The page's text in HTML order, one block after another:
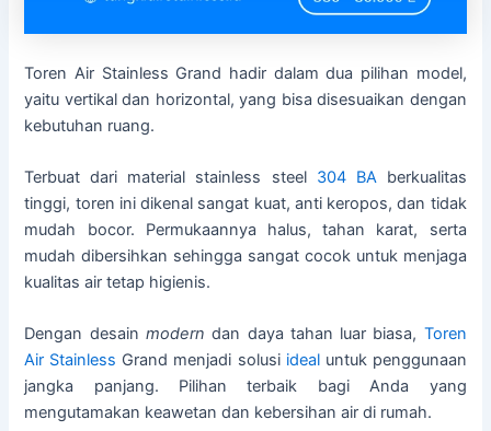
Toren Air Stainless Grand hadir dalam dua pilihan model,
yaitu vertikal dan horizontal, yang bisa disesuaikan dengan
kebutuhan ruang.
Terbuat dari material stainless steel 304 BAberkualitas
tinggi, toren ini dikenal sangat kuat, anti keropos, dan tidak
mudah bocor. Permukaannya halus, tahan karat, serta
mudah dibersihkan sehingga sangat cocok untuk menjaga
kualitas air tetap higienis.
Dengan desain modern dan daya tahan luar biasa, Toren
Air Stainless Grand menjadi solusi idealuntuk penggunaan
jangka panjang. Pilihan terbaik bagi Anda yang
mengutamakan keawetan dan kebersihan air di rumah.